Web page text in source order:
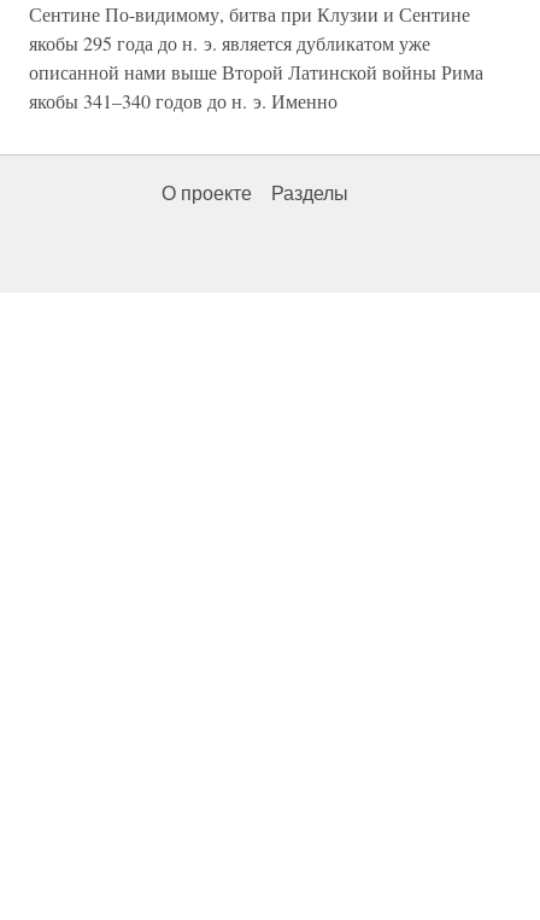
Сентине По-видимому, битва при Клузии и Сентине
якобы 295 года до н. э. является дубликатом уже
описанной нами выше Второй Латинской войны Рима
якобы 341–340 годов до н. э. Именно
О проекте Разделы